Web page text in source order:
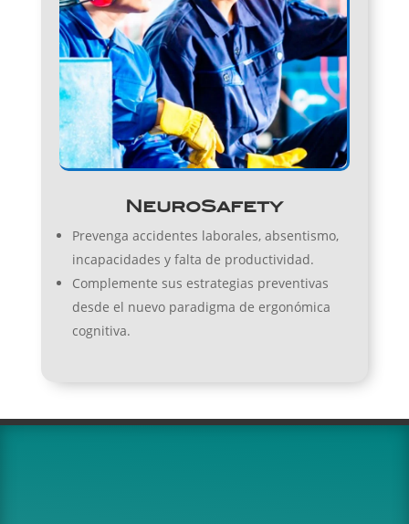
NeuroSafety
Prevenga accidentes laborales, absentismo,
incapacidades y falta de productividad.
Complemente sus estrategias preventivas
desde el nuevo paradigma de ergonómica
cognitiva.